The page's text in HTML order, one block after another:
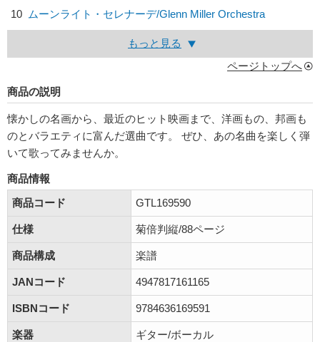
10
ムーンライト・セレナーデ/Glenn Miller Orchestra
もっと見る
ページトップへ
商品の説明
懐かしの名画から、最近のヒット映画まで、洋画もの、邦画も
のとバラエティに富んだ選曲です。 ぜひ、あの名曲を楽しく弾
いて歌ってみませんか。
商品情報
商品コード
GTL169590
仕様 菊倍判縦/88ページ
商品構成 楽譜
JANコード 4947817161165
ISBNコード 9784636169591
楽器 ギター/ボーカル